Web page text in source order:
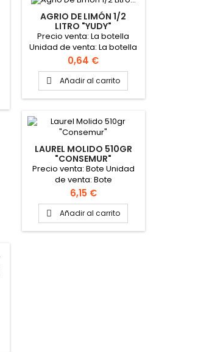
AGRIO DE LIMÓN 1/2
LITRO "YUDY"
Precio venta: La botella
Unidad de venta: La botella
Formato de la caja: 15
Botellas
Precio
0,64 €
 Añadir al carrito
LAUREL MOLIDO 510GR
"CONSEMUR"
Precio venta: Bote Unidad
de venta: Bote
Precio
6,15 €
 Añadir al carrito